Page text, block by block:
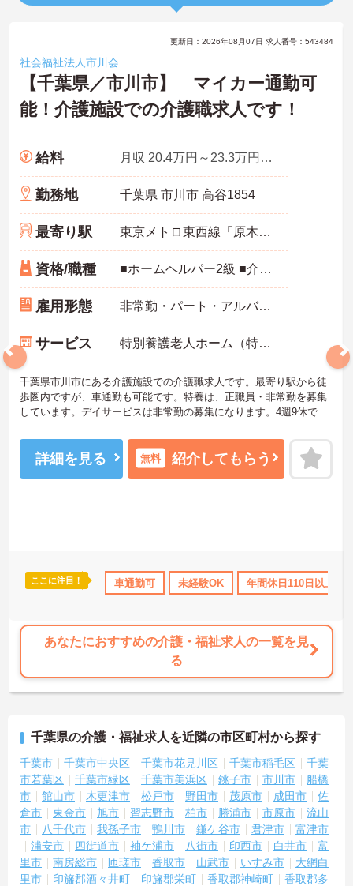
日110日以上 研修制度あり 産休･育休･介護休暇取得実績あり
更新日：2026年08月07日 求人番号：543484
社会福祉法人市川会
【千葉県／市川市】 マイカー通勤可
能！介護施設での介護職求人です！
給料 月収 20.4万円～23.3万円程度(諸手当込)
勤務地 千葉県 市川市 高谷1854
最寄り駅 東京メトロ東西線「原木中山駅」徒歩15分
資格/職種 ■ホームヘルパー2級 ■介護福祉士(必須) ※未経験可・ブランク可
雇用形態 非常勤・パート・アルバイト
サービス 特別養護老人ホーム（特養）
千葉県市川市にある介護施設での介護職求人です。最寄り駅から徒
歩圏内ですが、車通勤も可能です。特養は、正職員・非常勤を募集
しています。デイサービスは非常勤の募集になります。4週9休で年
しています。未経験やブランクのある方もご相談いただけますの
で、お気軽にお問い合わせください。
詳細を見る 無料 紹介してもらう
ここに注目！ 車通勤可 未経験OK 年間休日110日以上
あなたにおすすめの介護・福祉求人の一覧を見
る
千葉県の介護・福祉求人を近隣の市区町村から探す
千葉市 千葉市中央区 千葉市花見川区 千葉市稲毛区
千葉
市若葉区
千葉市緑区 千葉市美浜区 銚子市 市川市
船橋
市
館山市 木更津市 松戸市 野田市 茂原市 成田市
佐
倉市
東金市 旭市 習志野市 柏市 勝浦市 市原市
流山
市
八千代市 我孫子市 鴨川市 鎌ケ谷市 君津市
富津市
浦安市
四街道市 袖ケ浦市 八街市 印西市 白井市
富
里市
南房総市 匝瑳市 香取市 山武市 いすみ市
大網白
里市
印旛郡酒々井町 印旛郡栄町 香取郡神崎町
香取郡多